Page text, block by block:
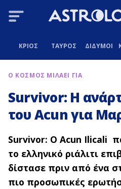
ΚΡΙΟΣ ΤΑΥΡΟΣ ΔΙΔΥΜΟΙ
Ο ΚΟΣΜΟΣ ΜΙΛΑΕΙ ΓΙΑ
Survivor: Η
του Acun για
Survivor: Ο Acun Ilicali
το ελληνικό ριάλιτι
δίστασε πριν από ένα
πιο προσωπικές